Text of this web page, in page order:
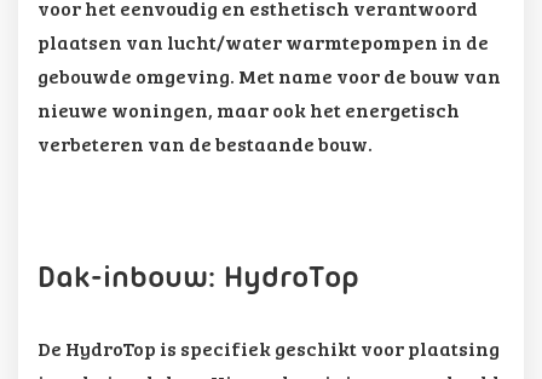
voor het eenvoudig en esthetisch verantwoord
plaatsen van lucht/water warmtepompen in de
gebouwde omgeving. Met name voor de bouw van
nieuwe woningen, maar ook het energetisch
verbeteren van de bestaande bouw.
Dak-inbouw: HydroTop
De HydroTop is specifiek geschikt voor plaatsing